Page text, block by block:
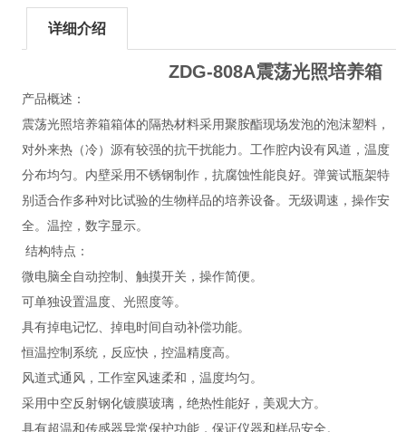
详细介绍
ZDG-808A震荡光照培养箱
产品概述：
震荡光照培养箱箱体的隔热材料采用聚胺酯现场发泡的泡沫塑料，
对外来热（冷）源有较强的抗干扰能力。工作腔内设有风道，温度
分布均匀。内壁采用不锈钢制作，抗腐蚀性能良好。弹簧试瓶架特
别适合作多种对比试验的生物样品的培养设备。无级调速，操作安
全。温控，数字显示。
结构特点：
微电脑全自动控制、触摸开关，操作简便。
可单独设置温度、光照度等。
具有掉电记忆、掉电时间自动补偿功能。
恒温控制系统，反应快，控温精度高。
风道式通风，工作室风速柔和，温度均匀。
采用中空反射钢化镀膜玻璃，绝热性能好，美观大方。
具有超温和传感器异常保护功能，保证仪器和样品安全。